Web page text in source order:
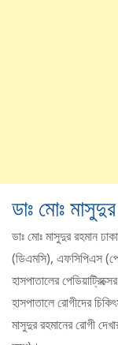
ডাঃ মোঃ
ডাঃ মোঃ মাসুদুর রহমান
(ডিএমসি), এফসিপিএস
হাসপাতালের
হাসপাতালে রোগীদের
মাসুদুর রহমানের রোগী